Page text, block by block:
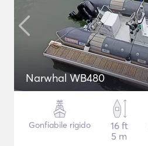
Narwhal WB480
Gonfiabile rigido
16 ft
5 m